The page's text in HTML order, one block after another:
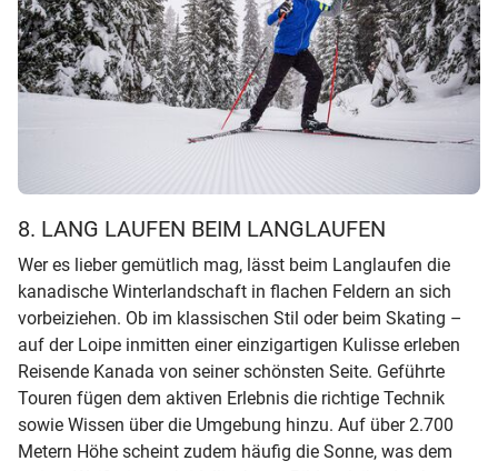
8. LANG LAUFEN BEIM LANGLAUFEN
Wer es lieber gemütlich mag, lässt beim Langlaufen die
kanadische Winterlandschaft in flachen Feldern an sich
vorbeiziehen. Ob im klassischen Stil oder beim Skating –
auf der Loipe inmitten einer einzigartigen Kulisse erleben
Reisende Kanada von seiner schönsten Seite. Geführte
Touren fügen dem aktiven Erlebnis die richtige Technik
sowie Wissen über die Umgebung hinzu. Auf über 2.700
Metern Höhe scheint zudem häufig die Sonne, was dem